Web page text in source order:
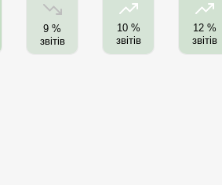
9 %
звітів
10 %
звітів
12 %
звітів